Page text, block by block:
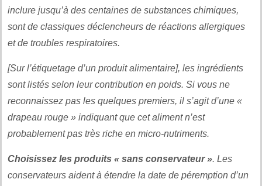
inclure jusqu’à des centaines de substances chimiques,
sont de classiques déclencheurs de réactions allergiques
et de troubles respiratoires.
[Sur l’étiquetage d’un produit alimentaire], les ingrédients
sont listés selon leur contribution en poids. Si vous ne
reconnaissez pas les quelques premiers, il s’agit d’une «
drapeau rouge » indiquant que cet aliment n’est
probablement pas très riche en micro-nutriments.
Choisissez les produits « sans conservateur ». Les
conservateurs aident à étendre la date de péremption d’un